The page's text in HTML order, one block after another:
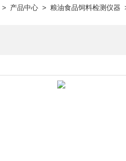
> 产品中心 >粮油食品饲料检测仪器